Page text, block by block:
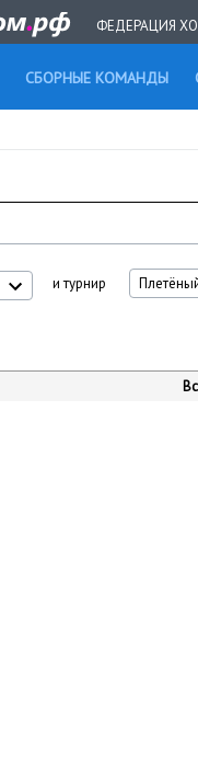
ФЕДЕРАЦИЯ
СБОРНЫЕ КОМАНДЫ
и турнир